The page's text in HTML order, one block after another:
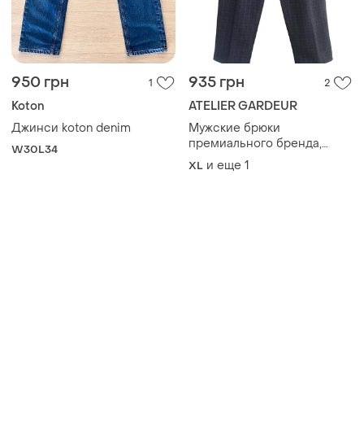
Koton
Джинси koton denim
W30L34
ATELIER GARDEUR
Мужские брюки
премиального бренда,
шерсть, идеальные
и еще 1